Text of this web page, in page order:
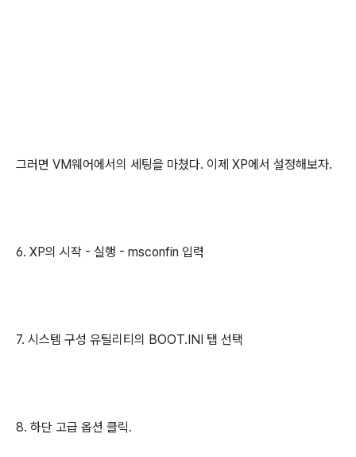
그러면 VM웨어에서의 세팅을 마쳤다. 이제 XP에서 설정해보자.
6. XP의 시작 - 실행 - msconfin 입력
7. 시스템 구성 유틸리티의 BOOT.INI 탭 선택
8. 하단 고급 옵션 클릭.